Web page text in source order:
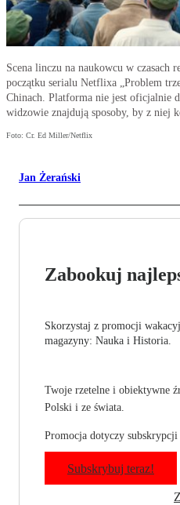
Scena linczu na naukowcu w czasach
początku serialu Netflixa „Problem
Chinach. Platforma nie jest oficjalnie
widzowie znajdują sposoby, by z niej
Foto: Cr. Ed Miller/Netflix
Jan Żerański
Zabookuj
Skorzystaj z promocji
magazyny: Nauka i Historia.
Twoje rzetelne i obiektywne
Polski i ze świata.
Promocja dotyczy subskrypcji
Subskrybuj teraz!